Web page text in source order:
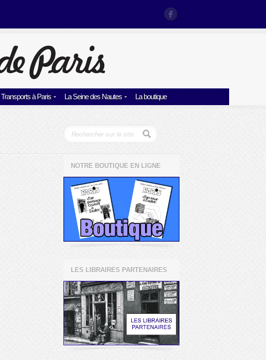
Transports à Paris La Seine des Nautes La boutique
NOTRE BOUTIQUE EN LIGNE
LES LIBRAIRES PARTENAIRES